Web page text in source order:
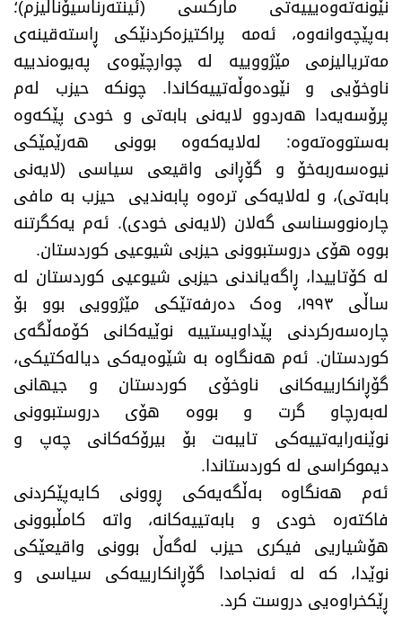
نێونەتەوەیییەتی مارکسی (ئینتەرناسیۆنالیزم)؛
بەپێچەوانەوە، ئەمە پراکتیزەکردنێکی ڕاستەقینەی
مەتریالیزمی مێژووییە لە چوارچێوەی پەیوەندییە
ناوخۆیی و نێودەوڵەتییەکاندا. چونکە حیزب لەم
پرۆسەیەدا هەردوو لایەنی بابەتی و خودی پێکەوە
بەستووەتەوە: لەلایەکەوە بوونی هەرێمێکی
نیوەسەربەخۆ و گۆڕانی واقیعی سیاسی (لایەنی
بابەتی)، و لەلایەکی ترەوە پابەندیی حیزب بە مافی
چارەنووسناسی گەلان (لایەنی خودی). ئەم یەکگرتنە
بووە هۆی دروستبوونی حیزبی شیوعیی کوردستان.
لە کۆتاییدا، ڕاگەیاندنی حیزبی شیوعیی کوردستان لە
ساڵی ١٩٩٣، وەک دەرفەتێکی مێژوویی بوو بۆ
چارەسەرکردنی پێداویستییە نوێیەکانی کۆمەڵگەی
کوردستان. ئەم هەنگاوە بە شێوەیەکی دیالەکتیکی،
گۆڕانکارییەکانی ناوخۆی کوردستان و جیهانی
لەبەرچاو گرت و بووە هۆی دروستبوونی
نوێنەرایەتییەکی تایبەت بۆ بیرۆکەکانی چەپ و
دیموکراسی لە کوردستاندا.
ئەم هەنگاوە بەڵگەیەکی ڕوونی کایەپێکردنی
فاکتەرە خودی و بابەتییەکانە، واتە کامڵبوونی
هۆشیاریی فیکری حیزب لەگەڵ بوونی واقیعێکی
نوێدا، کە لە ئەنجامدا گۆڕانکارییەکی سیاسی و
ڕێکخراوەیی دروست کرد.